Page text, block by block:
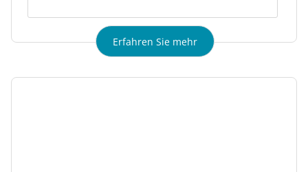
Erfahren Sie mehr